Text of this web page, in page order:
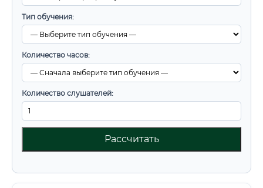
Тип обучения:
Количество часов:
Количество слушателей:
Рассчитать